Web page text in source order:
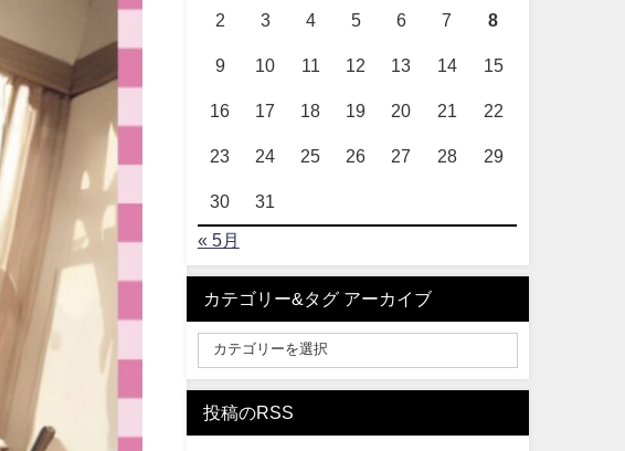
2 3 4 5 6 7 8
9 10 11 12 13 14 15
16 17 18 19 20 21 22
23 24 25 26 27 28 29
30 31
« 5月
カテゴリー&タグ アーカイブ
投稿のRSS